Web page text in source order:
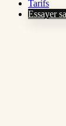
Tarifs
Essayer